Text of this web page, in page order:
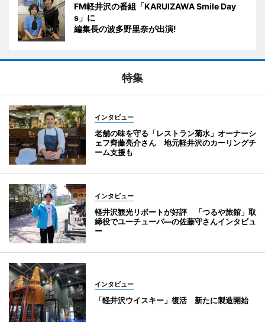
FM軽井沢の番組「KARUIZAWA Smile Day
s」に
編集長の波多野里奈が出演!
特集
インタビュー
老舗の味を守る「レストラン菊水」オーナーシ
ェフ齊藤亮介さん 地元軽井沢のカーリングチ
ーム支援も
インタビュー
軽井沢観光リポートが好評 「つるや旅館」取
締役でユーチューバ―の佐藤守さんインタビュ
ー
インタビュー
「軽井沢ウイスキー」復活 新たに製造開始